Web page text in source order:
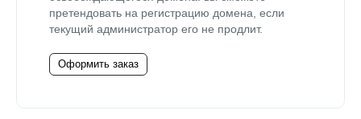
претендовать на регистрацию домена, если
текущий администратор его не продлит.
Оформить заказ